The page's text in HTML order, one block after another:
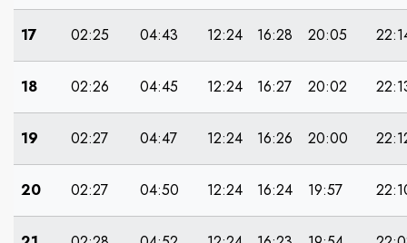
17 02:25 04:43 12:24 16:28 20:05
18 02:26 04:45 12:24 16:27 20:02
19 02:27 04:47 12:24 16:26 20:00
20 02:27 04:50 12:24 16:24 19:57